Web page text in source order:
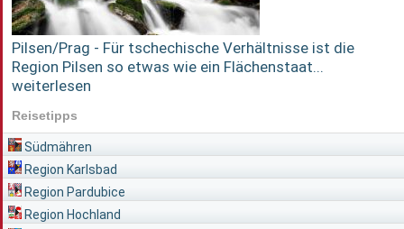
Pilsen/Prag - Für tschechische Verhältnisse ist die
Region Pilsen so etwas wie ein Flächenstaat...
weiterlesen
Reisetipps
Südmähren
Region Karlsbad
Region Pardubice
Region Hochland